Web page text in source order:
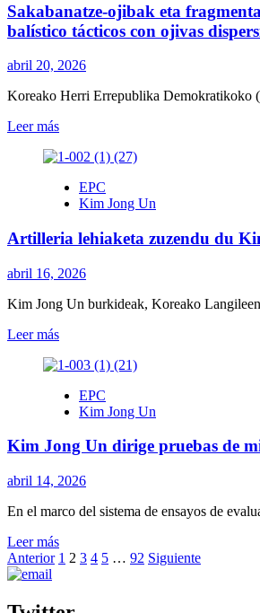
destructor
con
capacidad
nuclear
en
bizitza
eman
zutenak
oroitzeko
Museoa
du
Jong
ek
Jong
inaugura
Museo
recuerdo
los
dieron
su
en
para
el
del
fascismo»
Sakabanatze-ojibak eta
balístico tácticos con ojivas
abril 20, 2026
Koreako Herri Errepublika Demokratikoko
Leer másLeer
sobre
ojibak
eta
minak
misil
taktikoen
zuzendu
Kim
Un-
ek
Kim
Un
pruebas
misiles
balístico
EPC
Kim Jong Un
Artilleria lehiaketa zuzendu du
abril 16, 2026
Kim Jong Un burkideak, Koreako
Leer másLeer
sobre
lehiaketa
zuzendu
Kim
Un-
Eguzkiaren
/
Kim
dirige
EPC
Kim Jong Un
Kim Jong Un dirige pruebas de
abril 14, 2026
En el marco del sistema de ensayos de
Leer másLeer
más
Paginación
de
Anterior 1 2 3 4 5 … 92 Siguiente